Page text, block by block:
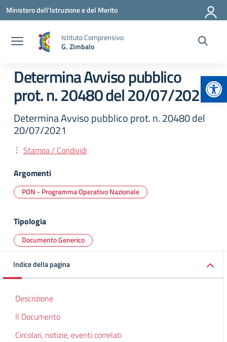
Vai ai contenuti
Vai al menu di navigazione
Vai al footer
Ministero dell'Istruzione e del Merito
Istituto Comprensivo
G. Zimbalo
Determina Avviso pubblico
prot. n. 20480 del 20/07/2021
Determina Avviso pubblico prot. n. 20480 del
20/07/2021
Stampa / Condividi
Argomenti
PON - Programma Operativo Nazionale
Tipologia
Documento Generico
Indice della pagina
Descrizione
Il Documento
Circolari, notizie, eventi correlati